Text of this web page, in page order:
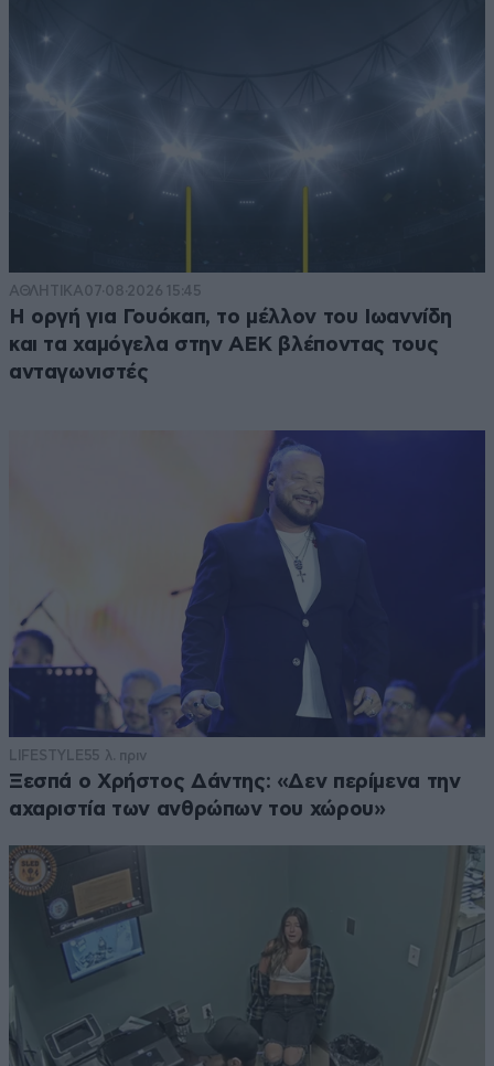
ΑΘΛΗΤΙΚΑ07·08·2026 15:45
Η οργή για Γουόκαπ, το μέλλον του Ιωαννίδη
και τα χαμόγελα στην ΑΕΚ βλέποντας τους
ανταγωνιστές
LIFESTYLE55 λ. πριν
Ξεσπά ο Χρήστος Δάντης: «Δεν περίμενα την
αχαριστία των ανθρώπων του χώρου»